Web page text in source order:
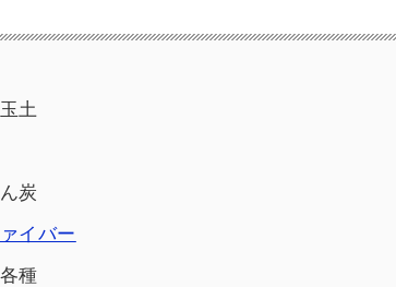
土
炭
イバー
種